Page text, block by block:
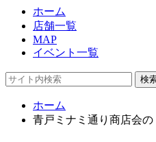
ホーム
店舗一覧
MAP
イベント一覧
検
ホーム
青戸ミナミ通り商店会